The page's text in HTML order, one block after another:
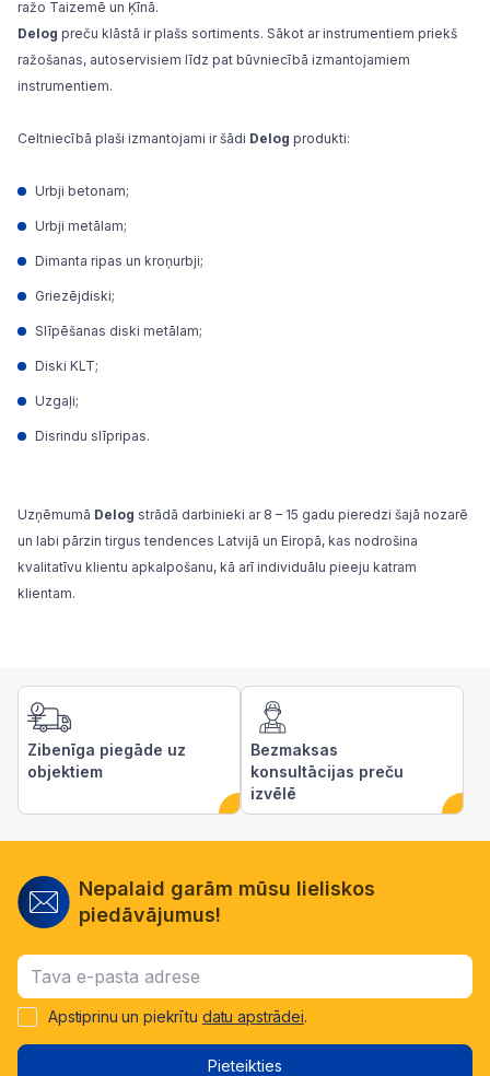
ražo Taizemē un Ķīnā.
Delog preču klāstā ir plašs sortiments. Sākot ar instrumentiem priekš
ražošanas, autoservisiem līdz pat būvniecībā izmantojamiem
instrumentiem.
Celtniecībā plaši izmantojami ir šādi Delog produkti:
Urbji betonam;
Urbji metālam;
Dimanta ripas un kroņurbji;
Griezējdiski;
Slīpēšanas diski metālam;
Diski KLT;
Uzgaļi;
Disrindu slīpripas.
Uzņēmumā Delog strādā darbinieki ar 8 – 15 gadu pieredzi šajā nozarē
un labi pārzin tirgus tendences Latvijā un Eiropā, kas nodrošina
kvalitatīvu klientu apkalpošanu, kā arī individuālu pieeju katram
klientam.
Zibenīga piegāde uz
objektiem
Bezmaksas
konsultācijas preču
izvēlē
Nepalaid garām mūsu lieliskos
piedāvājumus!
Apstiprinu un piekrītu datu apstrādei.
Pieteikties